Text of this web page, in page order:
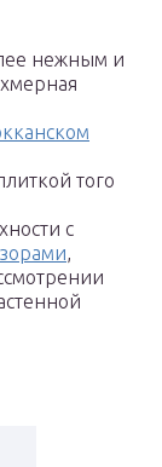
нежным и
того
с
,